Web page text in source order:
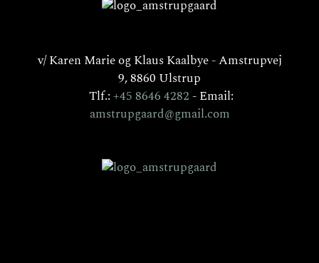
v/ Karen Marie og Klaus Kaalbye - Amstrupvej
9, 8860 Ulstrup
Tlf.:+45 8646 4282- Email:
amstrupgaard@gmail.com